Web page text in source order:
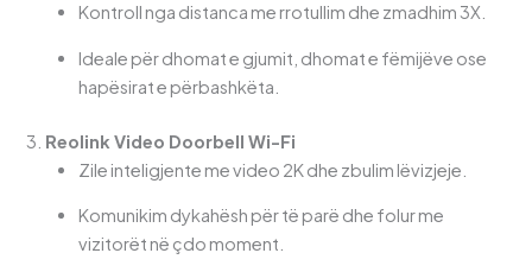
Kontroll nga distanca me rrotullim dhe zmadhim 3X.
Ideale për dhomat e gjumit, dhomat e fëmijëve ose
hapësirat e përbashkëta.
3. Reolink Video Doorbell Wi-Fi
Zile inteligjente me video 2K dhe zbulim lëvizjeje.
Komunikim dykahësh për të parë dhe folur me
vizitorët në çdo moment.